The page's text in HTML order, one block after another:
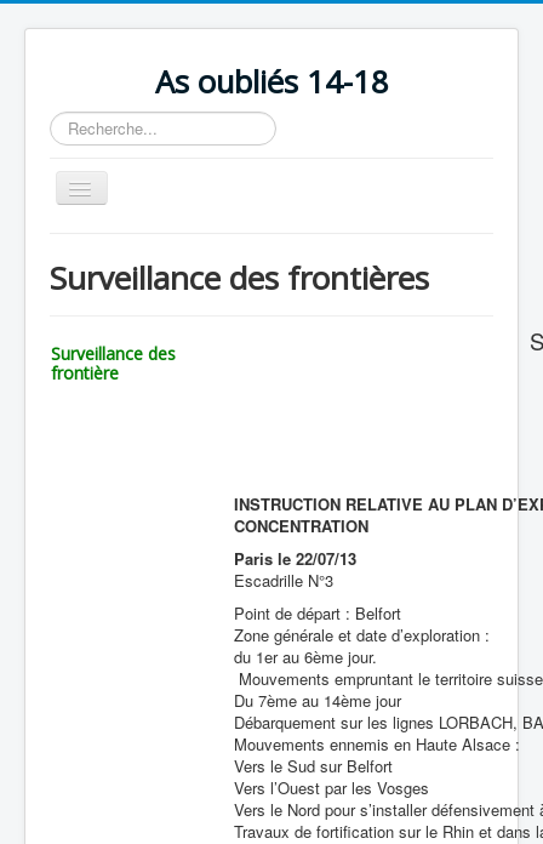
As oubliés 14-18
Rechercher
Basculer
la
Chronologie
Organisation
Surveillance des frontières
Surveillance des
frontière
INSTRUCTION RELATIVE AU PLAN
CONCENTRATION
Paris le 22/07/13
Escadrille N°3
Point de départ : Belfort
Zone générale et date d’exploration :
du 1er au 6ème jour.
Mouvements empruntant le territoire
Du 7ème au 14ème jour
Débarquement sur les lignes LORBACH,
Mouvements ennemis en Haute Alsace :
Vers le Sud sur Belfort
Vers l’Ouest par les Vosges
Vers le Nord pour s’installer défensivement
Travaux de fortification sur le Rhin et dans